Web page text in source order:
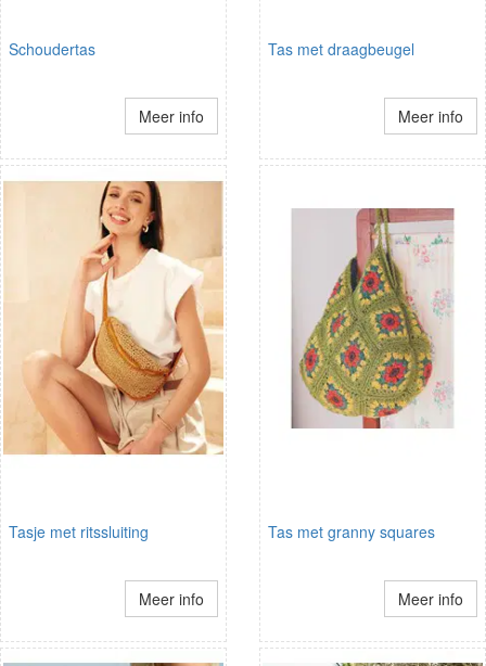
Schoudertas
Meer info
Tas met draagbeugel
Meer info
Tasje met ritssluiting
Meer info
Tas met granny squares
Meer info